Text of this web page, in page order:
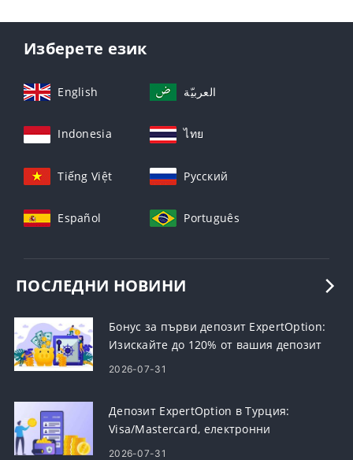
Изберете език
English العربيّة
Indonesia ไทย
Tiếng Việt Русский
Español Português
ПОСЛЕДНИ НОВИНИ
Бонус за първи депозит ExpertOption:
Изискайте до 120% от вашия депозит
2026-07-31
Депозит ExpertOption в Турция:
Visa/Mastercard, електронни
плащания и криптовалута
2026-07-31